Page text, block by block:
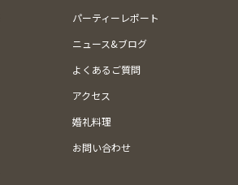
パーティーレポート
ニュース&ブログ
よくあるご質問
アクセス
婚礼料理
お問い合わせ